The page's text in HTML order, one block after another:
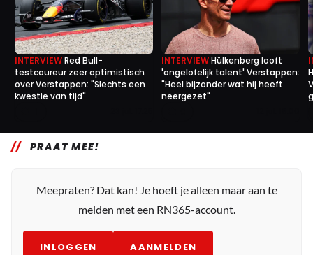
INTERVIEWRed Bull-
testcoureur zeer optimistisch
over Verstappen: "Slechts een
kwestie van tijd"
INTERVIEWHülkenberg looft
'ongelofelijk talent' Verstappen:
"Heel bijzonder wat hij heeft
neergezet"
PRAAT MEE!
Meepraten? Dat kan! Je hoeft je alleen maar aan te
melden met een RN365-account.
INLOGGEN AANMELDEN